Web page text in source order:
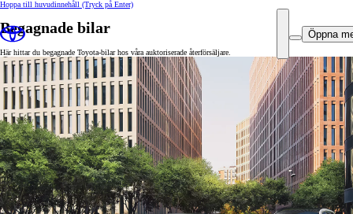
Hoppa till huvudinnehåll (Tryck på Enter)
Öppna
Begagnade bilar
Här hittar du begagnade Toyota-bilar hos våra auktoriserade återförsäljare.